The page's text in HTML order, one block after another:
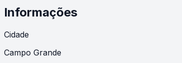
Informações
Cidade
Campo Grande